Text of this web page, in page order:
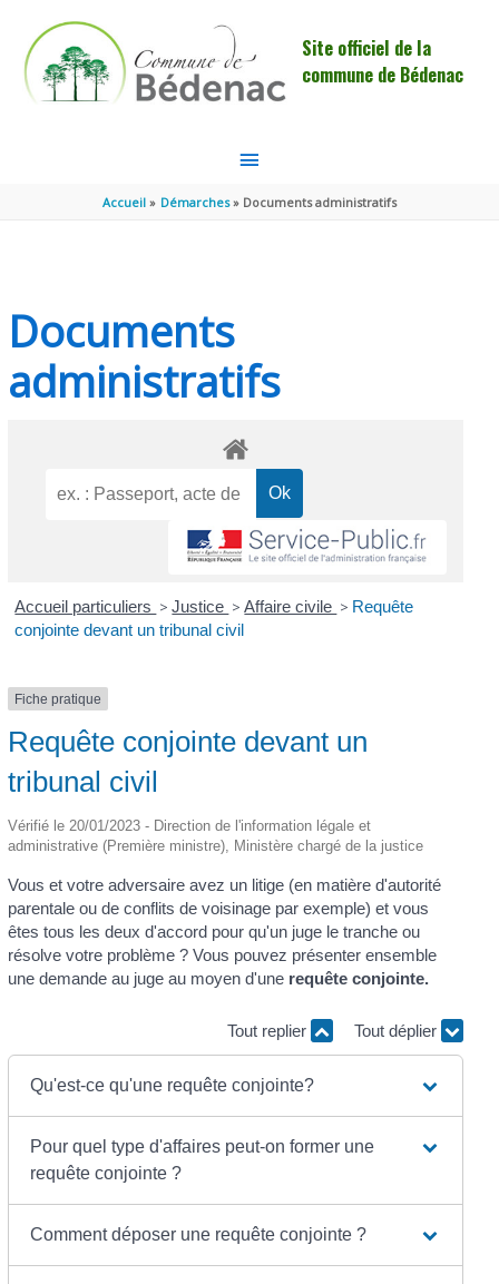
Site officiel de la
commune de Bédenac
MENU
PRINCIPAL
Accueil Démarches Documents administratifs
Documents
administratifs
Accueil particuliers > Justice > Affaire civile > Requête
conjointe devant un tribunal civil
Fiche pratique
Requête conjointe devant un
tribunal civil
Vérifié le 20/01/2023 - Direction de l'information légale et
administrative (Première ministre), Ministère chargé de la justice
Vous et votre adversaire avez un litige (en matière d'autorité
parentale ou de conflits de voisinage par exemple) et vous
êtes tous les deux d'accord pour qu'un juge le tranche ou
résolve votre problème ? Vous pouvez présenter ensemble
une demande au juge au moyen d'une requête conjointe.
Tout replier Tout déplier
Qu'est-ce qu'une requête conjointe?
Pour quel type d'affaires peut-on former une
requête conjointe ?
Comment déposer une requête conjointe ?